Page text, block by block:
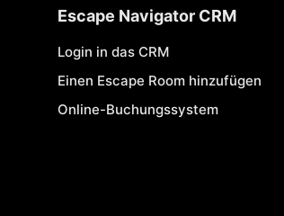
Escape Navigator CRM
Login in das CRM
Einen Escape Room hinzufügen
Online-Buchungssystem